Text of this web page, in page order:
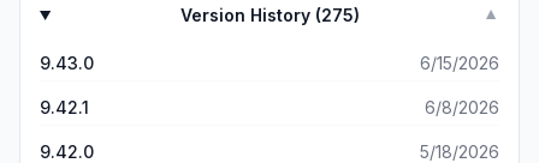
Version History (275) ▼
9.43.0 6/15/2026
9.42.1 6/8/2026
9.42.0 5/18/2026